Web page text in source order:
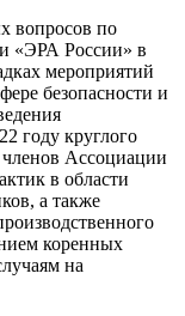
вопросов по
«ЭРА России» в
мероприятий
безопасности и
году круглого
Ассоциации
в области
а также
коренных
на